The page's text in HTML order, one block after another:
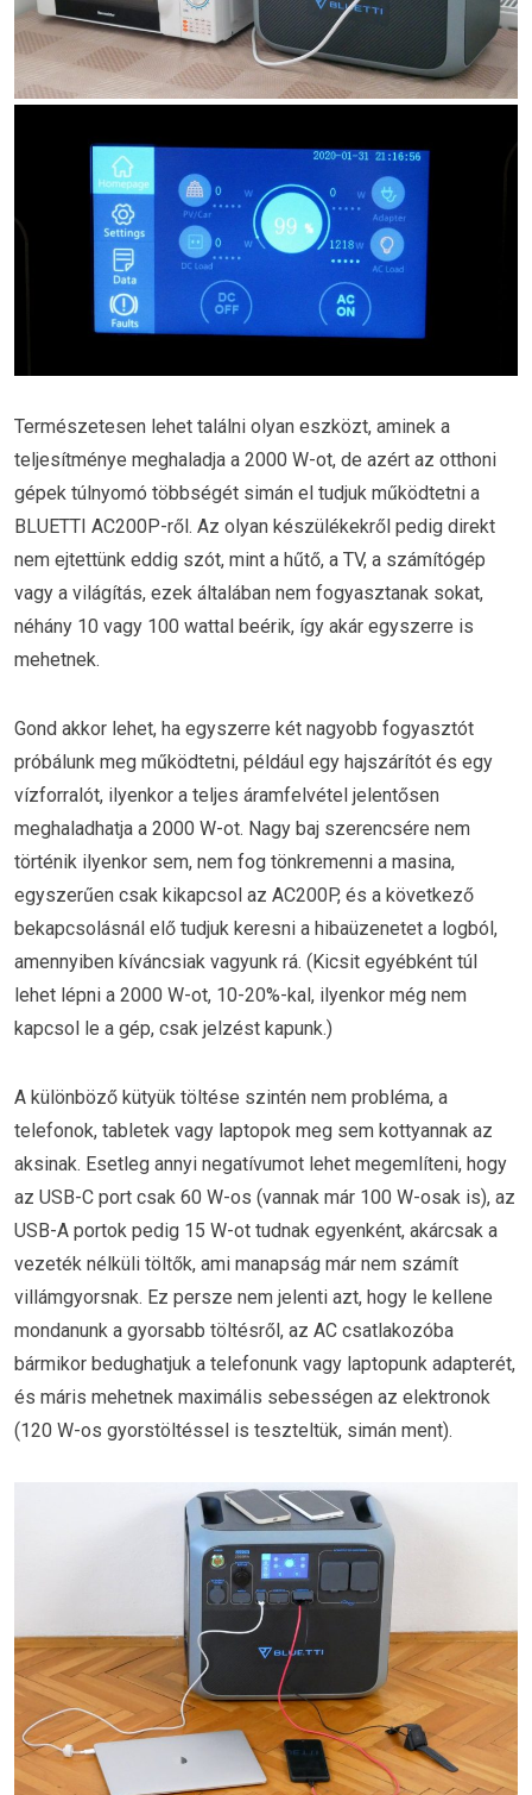
Természetesen lehet találni olyan eszközt, aminek a
teljesítménye meghaladja a 2000 W-ot, de azért az otthoni
gépek túlnyomó többségét simán el tudjuk működtetni a
BLUETTI AC200P-ről. Az olyan készülékekről pedig direkt
nem ejtettünk eddig szót, mint a hűtő, a TV, a számítógép
vagy a világítás, ezek általában nem fogyasztanak sokat,
néhány 10 vagy 100 wattal beérik, így akár egyszerre is
mehetnek.
Gond akkor lehet, ha egyszerre két nagyobb fogyasztót
próbálunk meg működtetni, például egy hajszárítót és egy
vízforralót, ilyenkor a teljes áramfelvétel jelentősen
meghaladhatja a 2000 W-ot. Nagy baj szerencsére nem
történik ilyenkor sem, nem fog tönkremenni a masina,
egyszerűen csak kikapcsol az AC200P, és a következő
bekapcsolásnál elő tudjuk keresni a hibaüzenetet a logból,
amennyiben kíváncsiak vagyunk rá. (Kicsit egyébként túl
lehet lépni a 2000 W-ot, 10-20%-kal, ilyenkor még nem
kapcsol le a gép, csak jelzést kapunk.)
A különböző kütyük töltése szintén nem probléma, a
telefonok, tabletek vagy laptopok meg sem kottyannak az
aksinak. Esetleg annyi negatívumot lehet megemlíteni, hogy
az USB-C port csak 60 W-os (vannak már 100 W-osak is), az
USB-A portok pedig 15 W-ot tudnak egyenként, akárcsak a
vezeték nélküli töltők, ami manapság már nem számít
villámgyorsnak. Ez persze nem jelenti azt, hogy le kellene
mondanunk a gyorsabb töltésről, az AC csatlakozóba
bármikor bedughatjuk a telefonunk vagy laptopunk adapterét,
és máris mehetnek maximális sebességen az elektronok
(120 W-os gyorstöltéssel is teszteltük, simán ment).